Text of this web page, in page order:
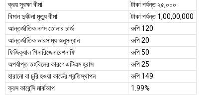
ক্রয় সুরক্ষা বীমা
টাকা পর্যন্ত ২৫,০০০
বিমান দুর্ঘটনা মৃত্যু বীমা
টাকা পর্যন্ত 1,00,00,000
আন্তর্জাতিক নগদ তোলার চার্জ
রুপি 120
আন্তর্জাতিক ভারসাম্য অনুসন্ধান
রুপি 20
ফিজিক্যাল পিন রিজেনারেশন ফি
রুপি 50
অপর্যাপ্ত তহবিলের কারণে এটিএম হ্রাস
রুপি 25
হারানো বা চুরি হওয়া কার্ডের প্রতিস্থাপন
রুপি 149
ক্রস কারেন্সি মার্কআপ
1.99%